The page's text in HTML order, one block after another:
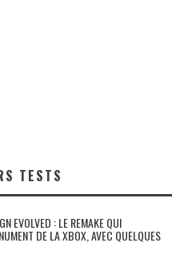
TESTS
EVOLVED : LE REMAKE QUI
DE LA XBOX, AVEC QUELQUES